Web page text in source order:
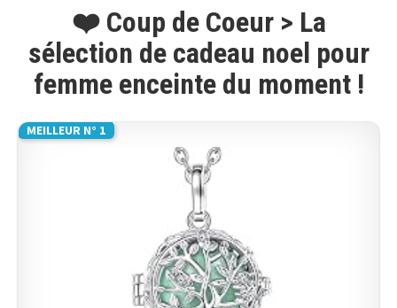
❤️ Coup de Coeur > La
sélection de cadeau noel pour
femme enceinte du moment !
MEILLEUR N° 1